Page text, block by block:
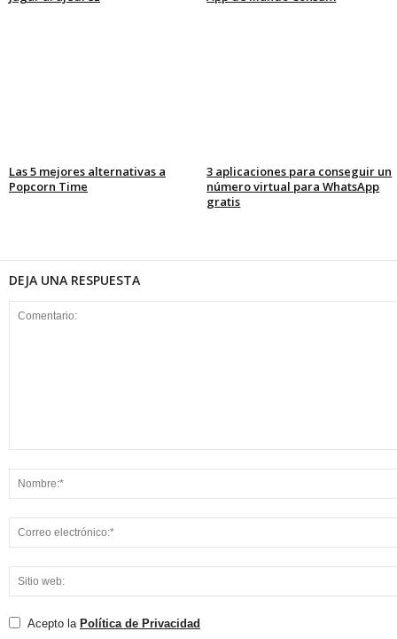
Las 5 mejores alternativas a
Popcorn Time
3 aplicaciones para conseguir un
número virtual para WhatsApp
gratis
DEJA UNA RESPUESTA
Acepto la Política de Privacidad